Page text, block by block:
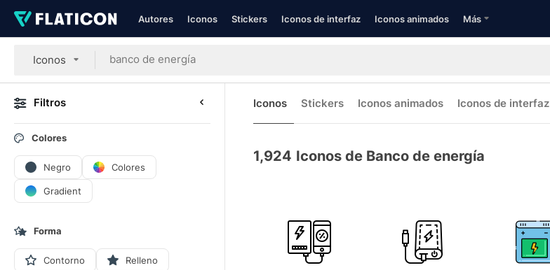
Autores Iconos Stickers Iconos de interfaz Iconos animados Más
Iconos
Filtros
Colores
Negro Colores
Gradient
Forma
Contorno Relleno
Iconos Stickers Iconos animados Iconos de interfaz
1,924 Iconos de Banco de energía